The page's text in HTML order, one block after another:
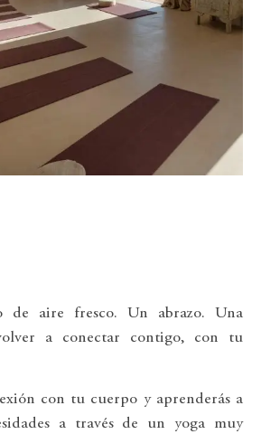
de aire fresco. Un abrazo. Una
a conectar contigo, con tu
con tu cuerpo y aprenderás a
a través de un yoga muy